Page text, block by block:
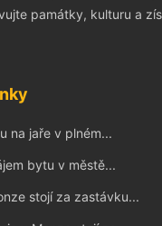
památky, kulturu a
na jaře v plném...
bytu v městě...
stojí za zastávku...